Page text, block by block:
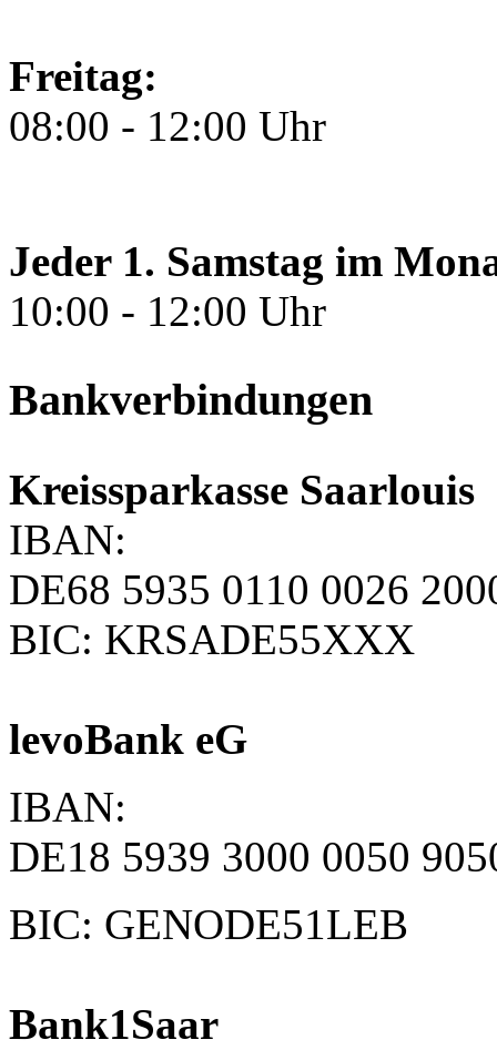
Freitag:
08:00 - 12:00 Uhr
Jeder 1. Samstag im
10:00 - 12:00 Uhr
Bankverbindungen
Kreissparkasse Saarlouis
IBAN:
DE68 5935 0110 0026
BIC: KRSADE55XXX
levoBank eG
IBAN:
DE18 5939 3000 0050
BIC: GENODE51LEB
Bank1Saar